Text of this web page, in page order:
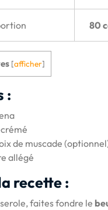
80
[afficher]
:
de muscade
allégé
recette :
faites fondre le